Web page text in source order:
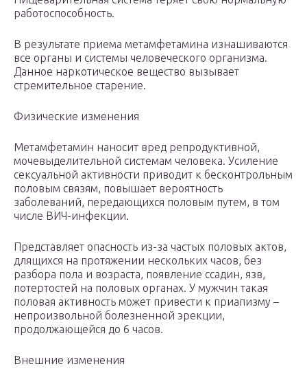
работоспособность.
В результате приема метамфетамина изнашиваются
все органы и системы человеческого организма.
Данное наркотическое вещество вызывает
стремительное старение.
Физические изменения
Метамфетамин наносит вред репродуктивной,
мочевыделительной системам человека. Усиление
сексуальной активности приводит к бесконтрольным
половым связям, повышает вероятность
заболеваний, передающихся половым путем, в том
числе ВИЧ-инфекции.
Представляет опасность из-за частых половых актов,
длящихся на протяжении нескольких часов, без
разбора пола и возраста, появление ссадин, язв,
потертостей на половых органах. У мужчин такая
половая активность может привести к приапизму –
непроизвольной болезненной эрекции,
продолжающейся до 6 часов.
Внешние изменения